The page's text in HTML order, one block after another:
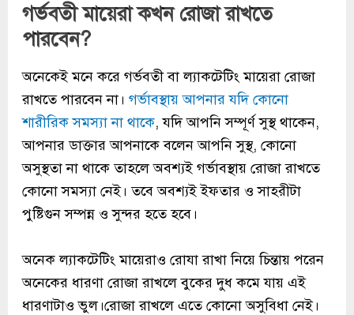
গর্ভবতী মায়েরা কখন রোজা রাখতে
পারবেন?
অনেকেই মনে করে গর্ভবতী বা ল্যাকটেটিং মায়েরা রোজা
রাখতে পারবেন না। গর্ভাবস্থায় আপনার যদি কোনো
শারীরিক সমস্যা না থাকে, যদি আপনি সম্পূর্ণ সুস্থ থাকেন,
আপনার ডাক্তার আপনাকে বলেন আপনি সুস্থ, কোনো
অসুস্থতা না থাকে তাহলে অবশ্যই গর্ভাবস্থায় রোজা রাখতে
কোনো সমস্যা নেই। তবে অবশ্যই ইফতার ও সাহরীটা
পুষ্টিগুন সম্পন্ন ও সুন্দর হতে হবে।
অনেক ল্যাকটেটিং মায়েরাও রোযা রাখা নিয়ে চিন্তায় পরেন
অনেকের ধারণা রোজা রাখলে বুকের দুধ কমে যায় এই
ধারণাটাও ভুল।রোজা রাখলে এতে কোনো অসুবিধা নেই।